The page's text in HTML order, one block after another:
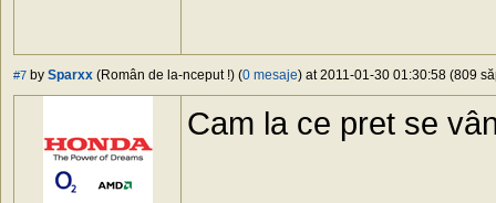
#7 by Sparxx (Român de la-nceput !) (0 mesaje) at 2011-01-30 01:30:58 (809
Cam la ce pret se